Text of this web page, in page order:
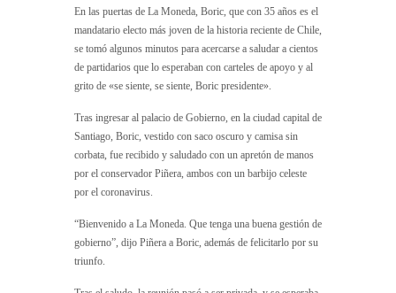
En las puertas de La Moneda, Boric, que con 35 años es el
mandatario electo más joven de la historia reciente de Chile,
se tomó algunos minutos para acercarse a saludar a cientos
de partidarios que lo esperaban con carteles de apoyo y al
grito de «se siente, se siente, Boric presidente».
Tras ingresar al palacio de Gobierno, en la ciudad capital de
Santiago, Boric, vestido con saco oscuro y camisa sin
corbata, fue recibido y saludado con un apretón de manos
por el conservador Piñera, ambos con un barbijo celeste
por el coronavirus.
“Bienvenido a La Moneda. Que tenga una buena gestión de
gobierno”, dijo Piñera a Boric, además de felicitarlo por su
triunfo.